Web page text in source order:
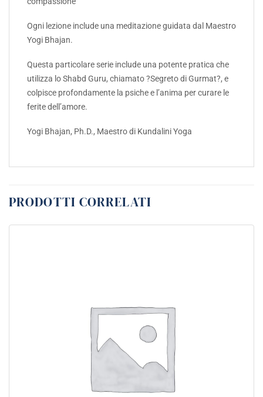
Ogni lezione include una meditazione guidata dal Maestro
Yogi Bhajan.
Questa particolare serie include una potente pratica che
utilizza lo Shabd Guru, chiamato ?Segreto di Gurmat?, e
colpisce profondamente la psiche e l’anima per curare le
ferite dell’amore.
Yogi Bhajan, Ph.D., Maestro di Kundalini Yoga
PRODOTTI CORRELATI